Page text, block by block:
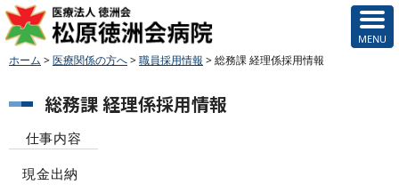
ホーム >医療関係の方へ>職員採用情報 >総務課 経理係採用情報
総務課 経理係採用情報
仕事内容
現金出納